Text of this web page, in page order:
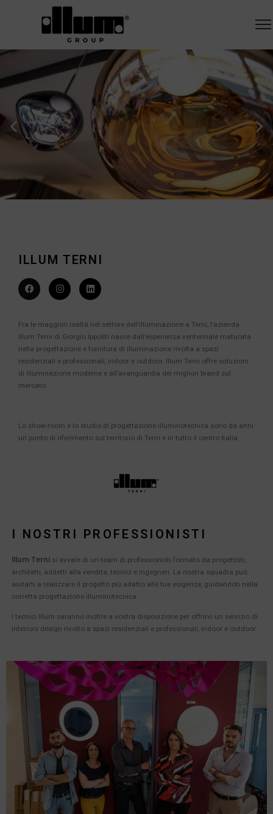
ILLUM TERNI
Fra le maggiori realtà nel settore dell’illuminazione a Terni, l’azienda
Illum Terni di Giorgio Ippoliti nasce dall’esperienza ventennale maturata
nella progettazione e fornitura di illuminazione rivolta a spazi
residenziali e professionali, indoor e outdoor. Illum Terni offre soluzioni
di illuminazione moderne e all’avanguardia dei migliori brand sul
mercato.
Lo show-room e lo studio di progettazione illuminotecnica sono da anni
un punto di riferimento sul territorio di Terni e in tutto il centro Italia.
I NOSTRI PROFESSIONISTI
Illum Ternisi avvale di un team di professionisti formato da progettisti,
architetti, addetti alla vendita, tecnici e ingegneri. La nostra squadra può
aiutarti a realizzare il progetto più adatto alle tue esigenze, guidandoti nella
corretta progettazione illuminotecnica.
I tecnici Illum saranno inoltre a vostra disposizione per offrirvi un servizio di
interiors design rivolto a spazi residenziali e professionali, indoor e outdoor.